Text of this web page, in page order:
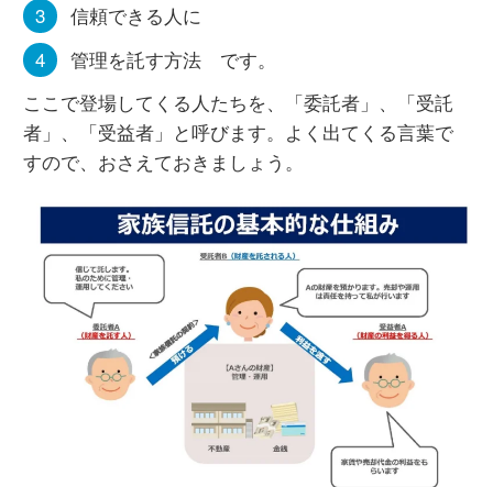
信頼できる人に
管理を託す方法 です。
ここで登場してくる人たちを、「委託者」、「受託
者」、「受益者」と呼びます。よく出てくる言葉で
すので、おさえておきましょう。